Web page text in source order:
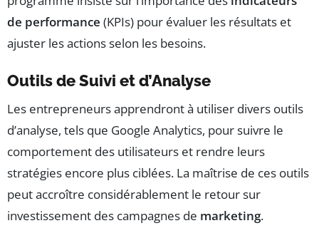
de performance (KPIs) pour évaluer les résultats et
ajuster les actions selon les besoins.
Outils de Suivi et d’Analyse
Les entrepreneurs apprendront à utiliser divers outils
d’analyse, tels que Google Analytics, pour suivre le
comportement des utilisateurs et rendre leurs
stratégies encore plus ciblées. La maîtrise de ces outils
peut accroître considérablement le retour sur
investissement des campagnes de marketing.